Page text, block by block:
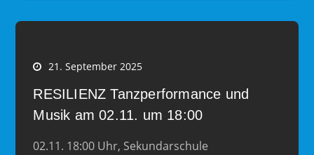
21. September 2025
RESILIENZ Tanzperformance und
Musik am 02.11. um 18:00
02.11. 18:00 Uhr, Sekundarschule